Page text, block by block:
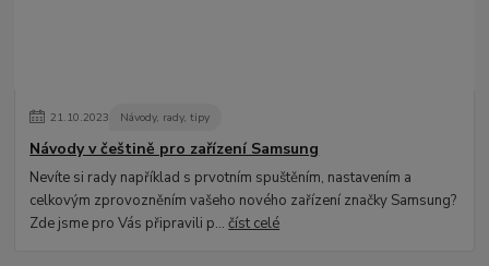
21.10.2023 Návody, rady, tipy
Návody v češtině pro zařízení Samsung
Nevíte si rady například s prvotním spuštěním, nastavením a
celkovým zprovozněním vašeho nového zařízení značky Samsung?
Zde jsme pro Vás připravili p...číst celé